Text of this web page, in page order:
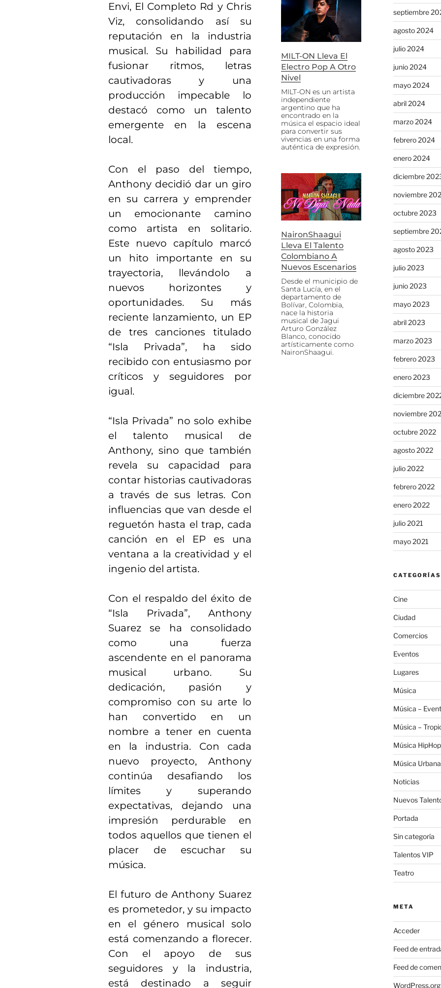
Envi, El Completo Rd y Chris
Viz, consolidando así su
reputación en la industria
musical. Su habilidad para
fusionar ritmos, letras
cautivadoras y una
producción impecable lo
destacó como un talento
emergente en la escena
local.
Con el paso del tiempo,
Anthony decidió dar un giro
en su carrera y emprender
un emocionante camino
como artista en solitario.
Este nuevo capítulo marcó
un hito importante en su
trayectoria, llevándolo a
nuevos horizontes y
oportunidades. Su más
reciente lanzamiento, un EP
de tres canciones titulado
“Isla Privada”, ha sido
recibido con entusiasmo por
críticos y seguidores por
igual.
“Isla Privada” no solo exhibe
el talento musical de
Anthony, sino que también
revela su capacidad para
contar historias cautivadoras
a través de sus letras. Con
influencias que van desde el
reguetón hasta el trap, cada
canción en el EP es una
ventana a la creatividad y el
ingenio del artista.
Con el respaldo del éxito de
“Isla Privada”, Anthony
Suarez se ha consolidado
como una fuerza
ascendente en el panorama
musical urbano. Su
dedicación, pasión y
compromiso con su arte lo
han convertido en un
nombre a tener en cuenta
en la industria. Con cada
nuevo proyecto, Anthony
continúa desafiando los
límites y superando
expectativas, dejando una
impresión perdurable en
todos aquellos que tienen el
placer de escuchar su
música.
El futuro de Anthony Suarez
es prometedor, y su impacto
en el género musical solo
está comenzando a florecer.
Con el apoyo de sus
seguidores y la industria,
está destinado a seguir
MILT-ON Lleva El
Electro Pop A Otro
Nivel
MILT-ON es un artista
independiente
argentino que ha
encontrado en la
música el espacio ideal
para convertir sus
vivencias en una forma
auténtica de expresión.
NaironShaagui
Lleva El Talento
Colombiano A
Nuevos Escenarios
Desde el municipio de
Santa Lucía, en el
departamento de
Bolívar, Colombia,
nace la historia
musical de Jagui
Arturo González
Blanco, conocido
artísticamente como
NaironShaagui.
septiembre
agosto 2024
julio 2024
junio 2024
mayo 2024
abril 2024
marzo 2024
febrero 2024
enero 2024
diciembre
noviembre
octubre 2023
septiembre
agosto 2023
julio 2023
junio 2023
mayo 2023
abril 2023
marzo 2023
febrero 2023
enero 2023
diciembre
noviembre
octubre 2022
agosto 2022
julio 2022
febrero 2022
enero 2022
julio 2021
mayo 2021
CATEGORÍAS
Cine
Ciudad
Comercios
Eventos
Lugares
Música
Música –
Música –
Música HipHop
Música Urbana
Noticias
Nuevos
Portada
Sin categoría
Talentos VIP
Teatro
META
Acceder
Feed de
Feed de
WordPress.org